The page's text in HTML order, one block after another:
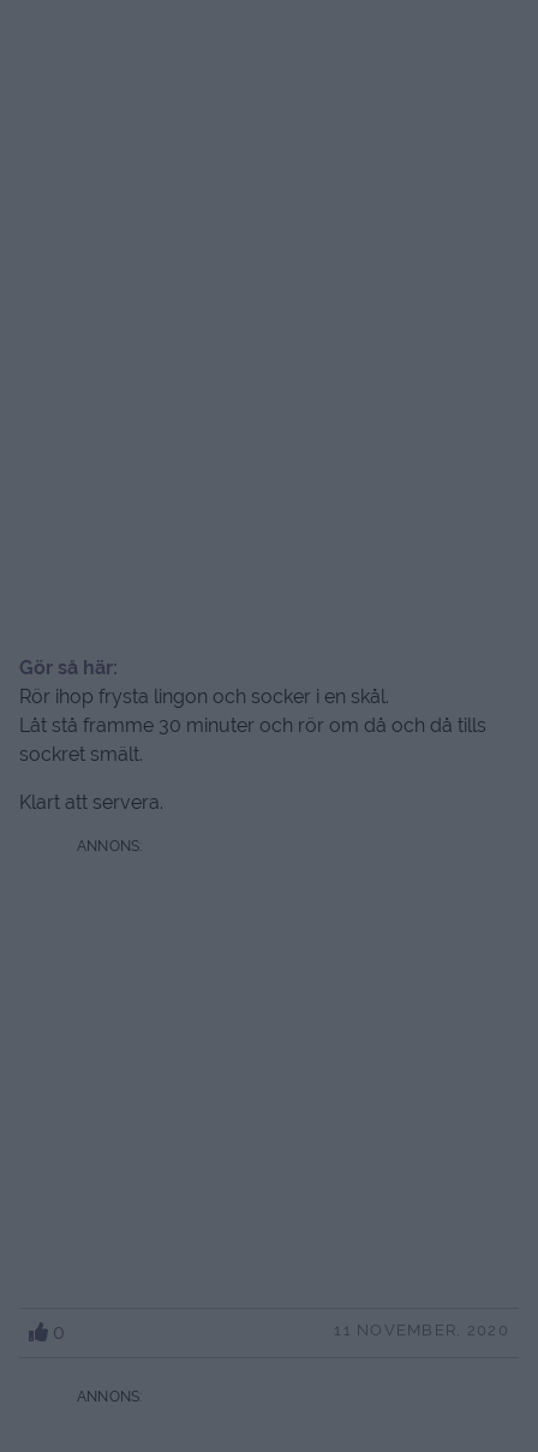
Gör så här:
Rör ihop frysta lingon och socker i en skål.
Låt stå framme 30 minuter och rör om då och då tills
sockret smält.
Klart att servera.
0 11 NOVEMBER, 2020